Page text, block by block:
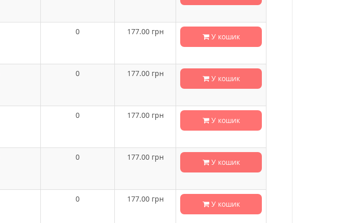
0 177.00грн
У кошик
0 177.00грн
У кошик
0 177.00грн
У кошик
0 177.00грн
У кошик
0 177.00грн
У кошик